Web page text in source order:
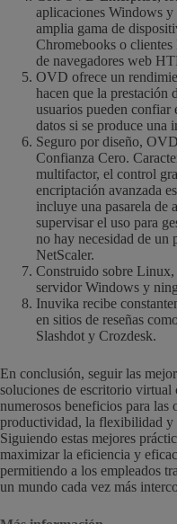
aplicaciones Windows
amplia gama de
Chromebooks o
de navegadores web
OVD ofrece un
hacen que la prestación
usuarios pueden confiar
datos si se produce una
Seguro por diseño,
Confianza Cero.
multifactor, el control
encriptación avanzada
incluye una pasarela de
supervisar el uso para
no hay necesidad de
NetScaler.
Construido sobre
servidor Windows y
Inuvika recibe
en sitios de reseñas
Slashdot y Crozdesk.
En conclusión, seguir las
soluciones de escritorio
numerosos beneficios para las
productividad, la flexibilidad y
Siguiendo estas mejores
maximizar la eficiencia y
permitiendo a los empleados
un mundo cada vez más